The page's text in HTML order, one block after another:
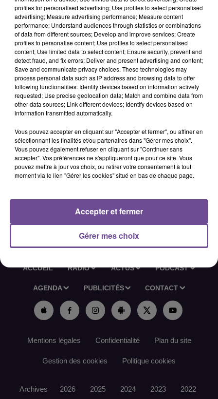
panneaux photovoltaïques, le câblage de l’électricité dans
les maisons des particuliers principalement. En toute
autonomie, vous pourrez mettre votre expérience au service
des clients afin d’assurer la conformité et la sécurité de leurs
installations électriques.
Vous travaillerez sur l’ensemble du département de la Haute-
Vienne. Expérience exigée de 5 ans. Vous devez être titulaire
d’un Bac pro et au delà. Le permis B est exigé.
Vous serez accueilli dans le respect des valeurs de
l’entreprise que sont la Responsabilité, le Respect, la
Solidarité, la Disponibilité et l’Excellence et vous disposerez,
dès votre arrivée, des nombreux avantages sociaux que
l’entreprise offre à ses collaborateurs.
Vous travaillerez sur l’ensemble du département de la Haute-
Contact de l’offre : SAS Maciejowski : 05 55 36 13 63.
ACCUEIL RADIO ACTUS PODCAST
AGENDA PUBLICITÉS CONTACT
Mentions légales Confidentialité Plan du site
Gestion des cookies Politique cookies
Archives 2026 2025 2024 2023 2022
profiles for personalised advertising; Use profiles to select personalised
advertising; Measure advertising performance; Measure content
performance; Understand audiences through statistics or combinations
of data from different sources; Develop and improve services; Create
profiles to personalise content; Use profiles to select personalised
content; Use limited data to select content; Ensure security, prevent and
detect fraud, and fix errors; Deliver and present advertising and content;
Save and communicate privacy choices. These technologies may
process personal data such as IP address and browsing data to offer
following functionalities: Identify devices based on information actively
requested; Use precise geolocation data; Match and combine data from
other data sources; Link different devices; Identify devices based on
information transmitted automatically.
Vous pouvez accepter en cliquant sur "Accepter et fermer", ou affiner en
sélectionnant les finalités et/ou partenaires dans "Gérer mes choix".
Vous pouvez également refuser en cliquant sur "Continuer sans
accepter". Vos préférences ne s'appliqueront que pour ce site. Vous
pouvez mettre à jour vos choix, ou retirer votre consentement à tout
moment via le lien "Gérer les cookies" situé en bas de chaque page.
Gérer mes choix
Accepter et fermer